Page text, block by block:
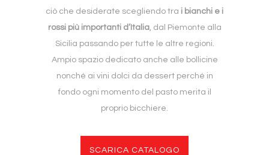
ciò che desiderate scegliendo tra i bianchi e i
rossi più importanti d’Italia, dal Piemonte alla
Sicilia passando per tutte le altre regioni.
Ampio spazio dedicato anche alle bollicine
nonché ai vini dolci da dessert perché in
fondo ogni momento del pasto merita il
proprio bicchiere.
SCARICA CATALOGO